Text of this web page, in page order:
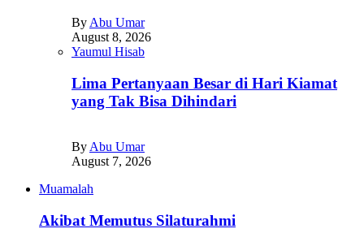
By Abu Umar
August 8, 2026
Yaumul Hisab
Lima Pertanyaan Besar di Hari Kiamat
yang Tak Bisa Dihindari
By Abu Umar
August 7, 2026
Muamalah
Akibat Memutus Silaturahmi